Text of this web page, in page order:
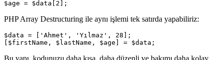
PHP Array Destructuring ile aynı işlemi tek satırda yapabiliriz:
$data = ['Ahmet', 'Yılmaz', 28];
Bu yapı, kodunuzu daha kısa, daha düzenli ve bakımı daha kolay